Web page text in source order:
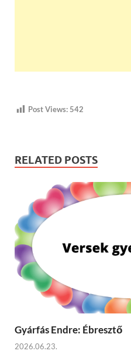
Post Views: 542
RELATED POSTS
Gyárfás Endre: Ébresztő
2026.06.23.